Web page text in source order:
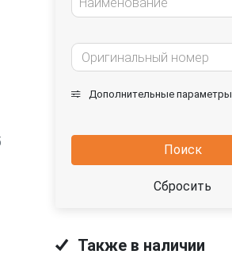
Дополнительные параметры
Поиск
Сбросить
Также в наличии